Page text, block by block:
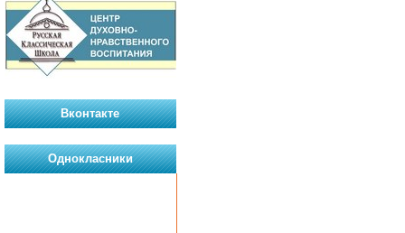
Вконтакте
Однокласники